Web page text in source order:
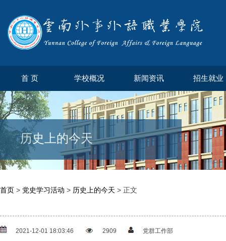
首 页 学校概况 新闻资讯 招生就业
历史上的今天
首页 > 党史学习活动 > 历史上的今天 > 正文
2021-12-01 18:03:46 2909 党群工作部